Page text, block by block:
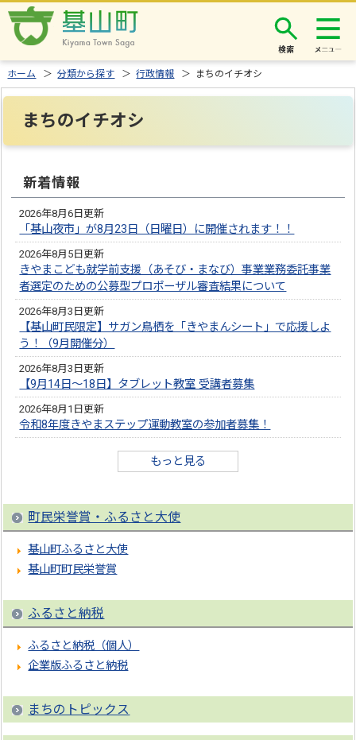
検索
ホーム ＞分類から探す ＞行政情報 ＞ まちのイチオシ
まちのイチオシ
新着情報
2026年8月6日更新
「基山夜市」が8月23日（日曜日）に開催されます！！
2026年8月5日更新
きやまこども就学前支援（あそび・まなび）事業業務委託事業
者選定のための公募型プロポーザル審査結果について
2026年8月3日更新
【基山町民限定】サガン鳥栖を「きやまんシート」で応援しよ
う！（9月開催分）
2026年8月3日更新
【9月14日～18日】タブレット教室 受講者募集
2026年8月1日更新
令和8年度きやまステップ運動教室の参加者募集！
もっと見る
町民栄誉賞・ふるさと大使
基山町ふるさと大使
基山町町民栄誉賞
ふるさと納税
ふるさと納税（個人）
企業版ふるさと納税
まちのトピックス